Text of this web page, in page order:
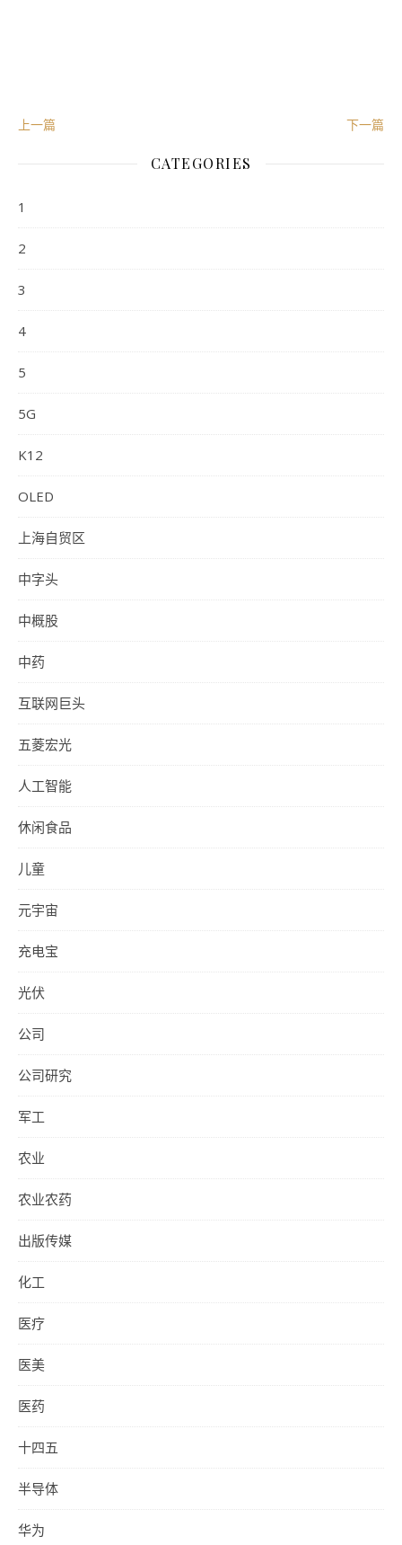
上一篇 下一篇
CATEGORIES
1
2
3
4
5
5G
K12
OLED
上海自贸区
中字头
中概股
中药
互联网巨头
五菱宏光
人工智能
休闲食品
儿童
元宇宙
充电宝
光伏
公司
公司研究
军工
农业
农业农药
出版传媒
化工
医疗
医美
医药
十四五
半导体
华为